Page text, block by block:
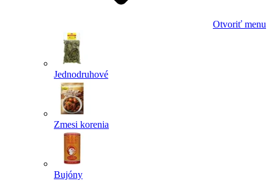
Otvoriť menu
Jednodruhové
Zmesi korenia
Bujóny